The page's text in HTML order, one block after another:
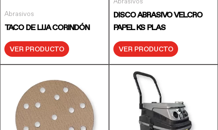
Abrasivos
TACO DE LIJA CORINDÓN
VER PRODUCTO
DISCO ABRASIVO VELCRO
PAPEL KS PLAS
VER PRODUCTO